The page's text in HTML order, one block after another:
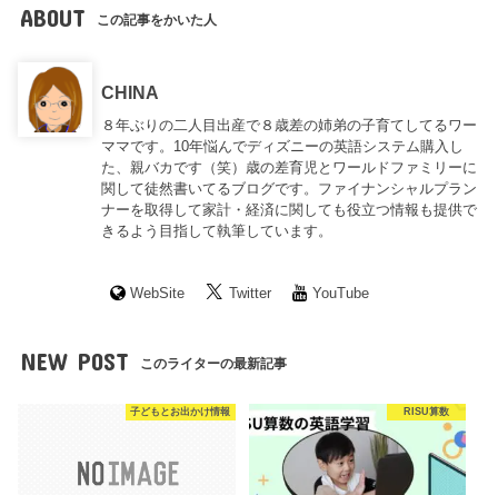
ABOUT この記事をかいた人
CHINA
８年ぶりの二人目出産で８歳差の姉弟の子育てしてるワー
ママです。10年悩んでディズニーの英語システム購入し
た、親バカです（笑）歳の差育児とワールドファミリーに
関して徒然書いてるブログです。ファイナンシャルプラン
ナーを取得して家計・経済に関しても役立つ情報も提供で
きるよう目指して執筆しています。
WebSite Twitter YouTube
NEW POST このライターの最新記事
子どもとお出かけ情報 RISU算数